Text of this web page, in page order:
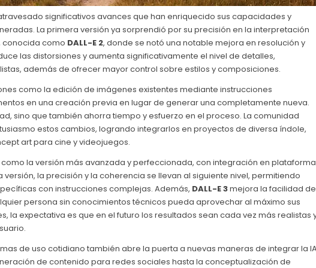
significativos avances que han enriquecido sus capacidades y
La primera versión ya sorprendió por su precisión en la interpretación
conocida como DALL-E 2, donde se notó una notable mejora en resolución y
las distorsiones y aumenta significativamente el nivel de detalles,
además de ofrecer mayor control sobre estilos y composiciones.
como la edición de imágenes existentes mediante instrucciones
en una creación previa en lugar de generar una completamente nueva.
sino que también ahorra tiempo y esfuerzo en el proceso. La comunidad
estos cambios, logrando integrarlos en proyectos de diversa índole,
art para cine y videojuegos.
la versión más avanzada y perfeccionada, con integración en
versión, la precisión y la coherencia se llevan al siguiente nivel, permitiendo
con instrucciones complejas. Además, DALL-E 3mejora la facilidad de
persona sin conocimientos técnicos pueda aprovechar al máximo sus
la expectativa es que en el futuro los resultados sean cada vez más realistas
de uso cotidiano también abre la puerta a nuevas maneras de integrar la
de contenido para redes sociales hasta la conceptualización de